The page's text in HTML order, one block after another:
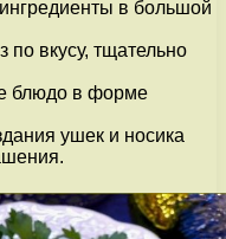
в большой
по вкусу, тщательно
блюдо в форме
ушек и носика